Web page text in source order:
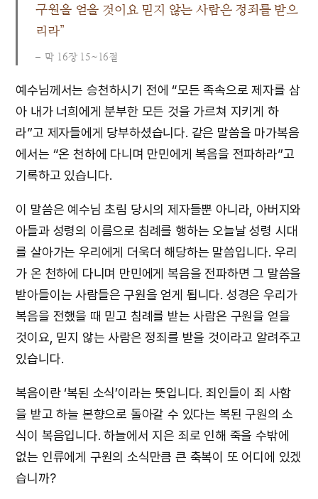
구원을 얻을 것이요 믿지 않는 사람은 정죄를 받으
리라”
막 16장 15~16절
예수님께서는 승천하시기 전에 “모든 족속으로 제자를 삼
아 내가 너희에게 분부한 모든 것을 가르쳐 지키게 하
라”고 제자들에게 당부하셨습니다. 같은 말씀을 마가복음
에서는 “온 천하에 다니며 만민에게 복음을 전파하라”고
기록하고 있습니다.
이 말씀은 예수님 초림 당시의 제자들뿐 아니라, 아버지와
아들과 성령의 이름으로 침례를 행하는 오늘날 성령 시대
를 살아가는 우리에게 더욱더 해당하는 말씀입니다. 우리
가 온 천하에 다니며 만민에게 복음을 전파하면 그 말씀을
받아들이는 사람들은 구원을 얻게 됩니다. 성경은 우리가
복음을 전했을 때 믿고 침례를 받는 사람은 구원을 얻을
것이요, 믿지 않는 사람은 정죄를 받을 것이라고 알려주고
있습니다.
복음이란 ‘복된 소식’이라는 뜻입니다. 죄인들이 죄 사함
을 받고 하늘 본향으로 돌아갈 수 있다는 복된 구원의 소
식이 복음입니다. 하늘에서 지은 죄로 인해 죽을 수밖에
없는 인류에게 구원의 소식만큼 큰 축복이 또 어디에 있겠
습니까?